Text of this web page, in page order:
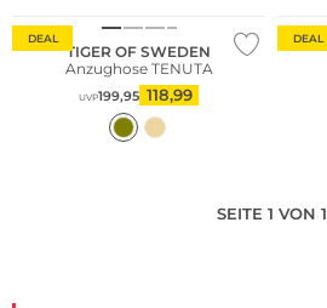
DEAL
TIGER OF SWEDEN
Anzughose TENUTA
UVP199,95 118,99
DEAL
SEITE 1 VON 1